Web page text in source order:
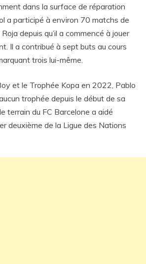
dans la surface de réparation
a participé à environ 70 matchs de
depuis qu’il a commencé à jouer
Il a contribué à sept buts au cours
trois lui-même.
et le Trophée Kopa en 2022, Pablo
trophée depuis le début de sa
terrain du FC Barcelone a aidé
deuxième de la Ligue des Nations